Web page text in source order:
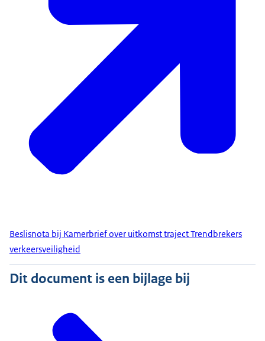
Beslisnota bij Kamerbrief over uitkomst traject Trendbrekers
verkeersveiligheid
Dit document is een bijlage bij